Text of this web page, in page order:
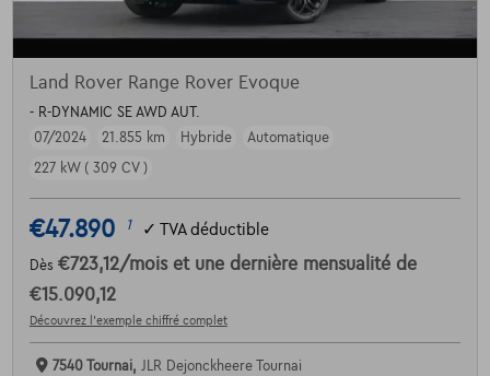
Land Rover Range Rover Evoque
- R-DYNAMIC SE AWD AUT.
07/2024
21.855 km Hybride
Automatique
227 kW ( 309 CV )
€47.890 1 ✓ TVA déductible
Dès €723,12/mois et une dernière mensualité de
€15.090,12
Découvrez l’exemple chiffré complet
7540 Tournai, JLR Dejonckheere Tournai